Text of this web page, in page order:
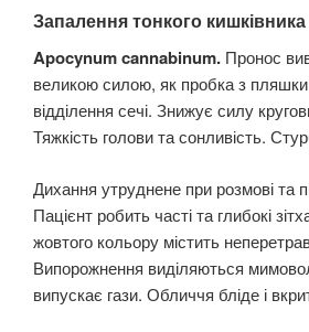
Запалення тонкого кишківника
Apocynum cannabinum. Пронос
великою силою, як пробка з
відділення сечі. Знижує силу
Тяжкість голови та сонливість.
Дихання утруднене при розмові та
Пацієнт робить часті та глибокі
жовтого кольору містить
Випорожнення виділяються
випускає гази. Обличчя бліде і